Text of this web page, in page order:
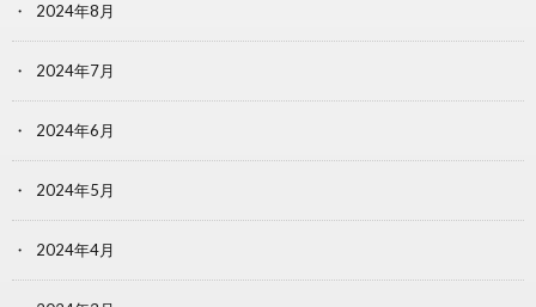
2024年8月
2024年7月
2024年6月
2024年5月
2024年4月